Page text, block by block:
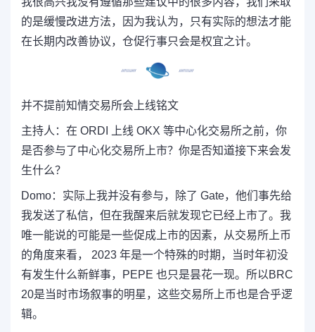
的是缓慢改进方法，因为我认为，只有实际的想法才能
在长期内改善协议，仓促行事只会是权宜之计。
并不提前知情交易所会上线铭文
主持人： 在 ORDI 上线 OKX 等中心化交易所之前，你
是否参与了中心化交易所上市？你是否知道接下来会发
生什么？
Domo： 实际上我并没有参与，除了 Gate，他们事先给
我发送了私信，但在我醒来后就发现它已经上市了。 我
唯一能说的可能是一些促成上市的因素，从交易所上币
的角度来看， 2023 年是一个特殊的时期，当时年初没
有发生什么新鲜事，PEPE 也只是昙花一现。所以BRC
20是当时市场叙事的明星，这些交易所上币也是合乎逻
辑。